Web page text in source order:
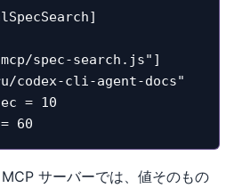
spec-search.js"]
codex-cli-agent-docs"
= 10
60
サーバーでは、値そのもの